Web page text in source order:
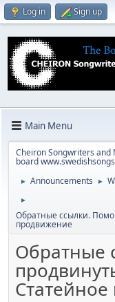
Log in Sign up
Main Menu
Cheiron Songwriters
board
► Announcements ►
►
Обратные ссылки.
продвижение
Обратные